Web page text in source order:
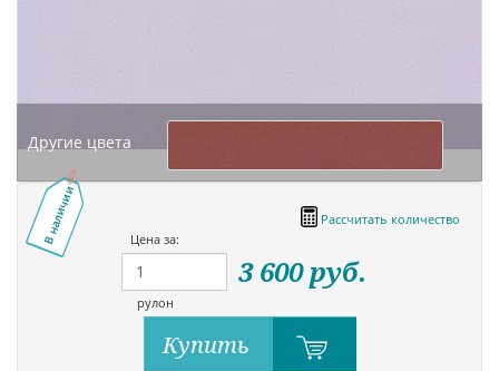
Другие цвета
В наличии
Рассчитать количество
Цена за:
рулон
3 600руб.
Купить